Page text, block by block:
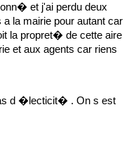
et j'ai perdu deux
la mairie pour autant car
la propret� de cette aire
et aux agents car riens
d �lecticit� . On s est